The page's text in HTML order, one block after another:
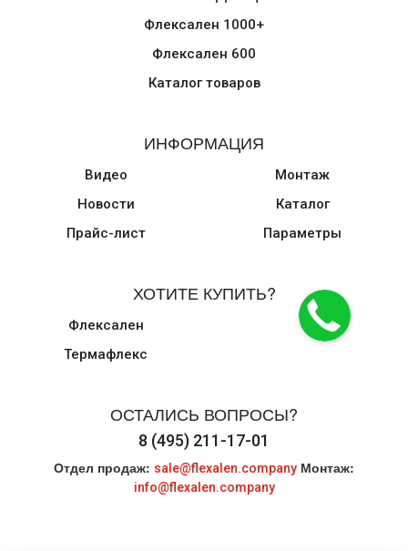
Флексален 1000+
Флексален 600
Каталог товаров
ИНФОРМАЦИЯ
Видео
Новости
Прайс-лист
Монтаж
Каталог
Параметры
ХОТИТЕ КУПИТЬ?
Флексален
Термафлекс
ОСТАЛИСЬ ВОПРОСЫ?
8 (495) 211-17-01
Отдел продаж: sale@flexalen.company Монтаж:
info@flexalen.company